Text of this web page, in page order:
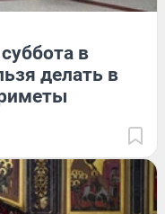
в
делать в